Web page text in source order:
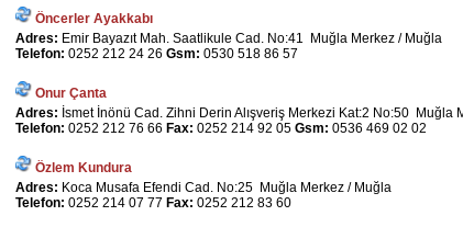
Öncerler Ayakkabı
Adres: Emir Bayazıt Mah. Saatlikule Cad. No:41 Muğla Merkez / Muğla
Telefon: 0252 212 24 26 Gsm: 0530 518 86 57
Onur Çanta
Adres: İsmet İnönü Cad. Zihni Derin Alışveriş Merkezi Kat:2 No:50 Muğla
Telefon: 0252 212 76 66 Fax: 0252 214 92 05 Gsm: 0536 469 02 02
Özlem Kundura
Adres: Koca Musafa Efendi Cad. No:25 Muğla Merkez / Muğla
Telefon: 0252 214 07 77 Fax: 0252 212 83 60